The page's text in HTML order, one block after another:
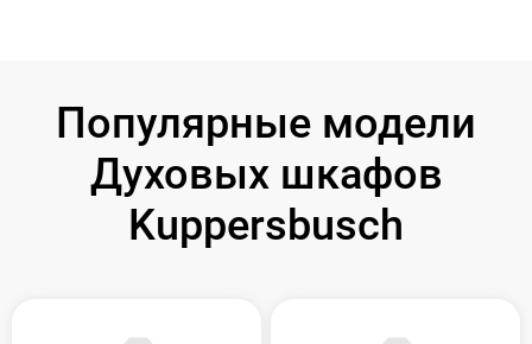
Популярные модели
Духовых шкафов
Kuppersbusch